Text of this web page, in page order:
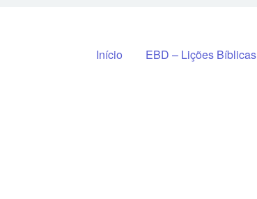
Pular para o conteúdo
Início EBD – Lições Bíblicas